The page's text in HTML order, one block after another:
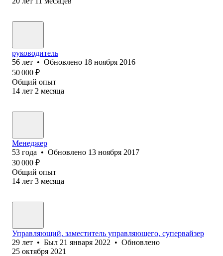
руководитель
56 лет • Обновлено 18 ноября 2016
50 000 ₽
Общий опыт
14 лет 2 месяца
Менеджер
53 года • Обновлено 13 ноября 2017
30 000 ₽
Общий опыт
14 лет 3 месяца
Управляющий, заместитель управляющего, супервайзер
29 лет • Был 21 января 2022 • Обновлено
25 октября 2021